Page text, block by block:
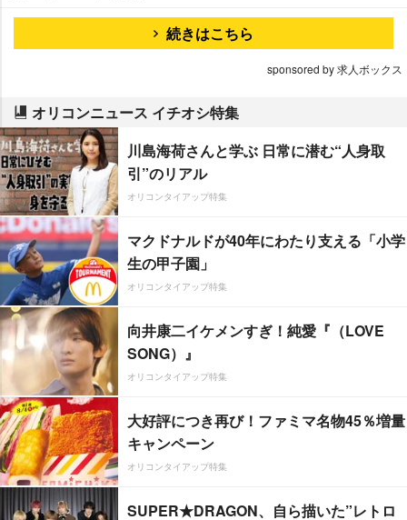
続きはこちら
sponsored by 求人ボックス
オリコンニュース イチオシ特集
川島海荷さんと学ぶ 日常に潜む“人身取
引”のリアル
オリコンタイアップ特集
マクドナルドが40年にわたり支える「小学
生の甲子園」
オリコンタイアップ特集
向井康二イケメンすぎ！純愛『（LOVE
SONG）』
オリコンタイアップ特集
大好評につき再び！ファミマ名物45％増量
キャンペーン
オリコンタイアップ特集
SUPER★DRAGON、自ら描いた”レトロ